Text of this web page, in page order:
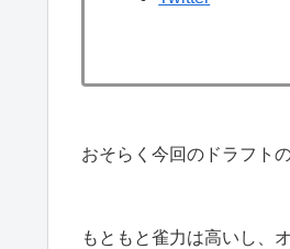
おそらく今回のドラフト
もともと雀力は高いし、